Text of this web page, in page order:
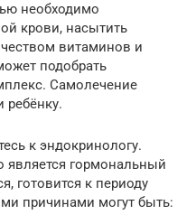
необходимо
крови, насытить
витаминов и
подобрать
Самолечение
ребёнку.
к эндокринологу.
является гормональный
готовится к периоду
причинами могут быть: